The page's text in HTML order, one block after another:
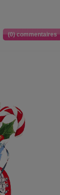
(0) commentaires